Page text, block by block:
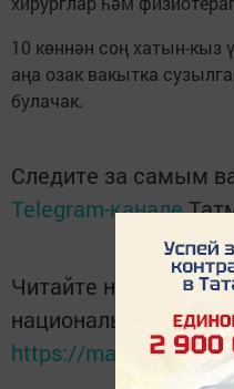
10 көннән соң хатын-кыз
аңа озак вакытка
булачак.
Следите за самым
Telegram-канале
Читайте новости
национальном
https://max.ru/